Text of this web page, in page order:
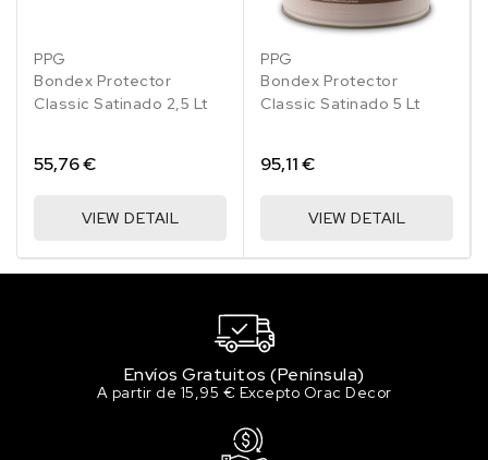
901907
PPG
Bondex Protector
Classic Satinado 2,5 Lt
55,76 €
VIEW DETAIL
Roble
901
Nogal
907
Caoba
Castaño
Teca
PPG
Bondex Protector
Classic Satinado 5 Lt
95,11 €
VIEW DETAIL
Envíos Gratuitos (Península)
A partir de 15,95 € Excepto Orac Decor